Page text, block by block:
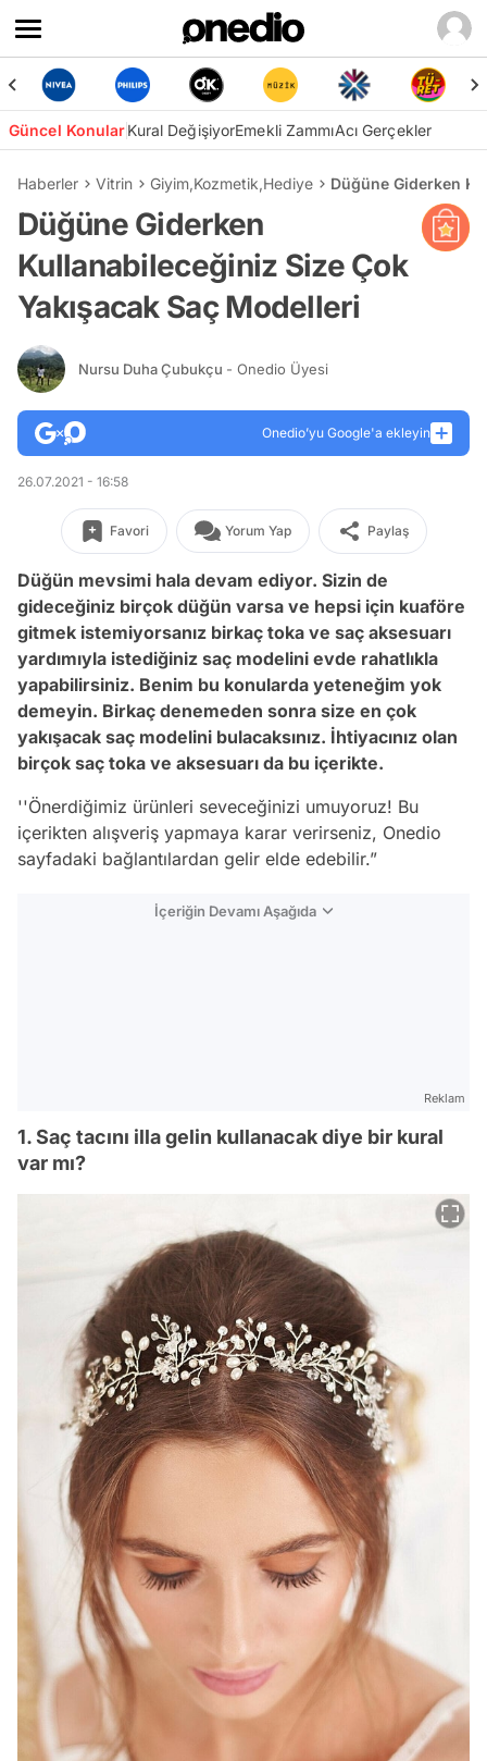
Güncel KonularKural DeğişiyorEmekli ZammıAcı Gerçekler
Haberler Vitrin Giyim,Kozmetik,Hediye Düğüne Giderken
Düğüne Giderken
Kullanabileceğiniz Size Çok
Yakışacak Saç Modelleri
Nursu Duha Çubukçu - Onedio Üyesi
Onedio’yu Google'a ekleyin
26.07.2021 - 16:58
Favori Yorum Yap Paylaş
Düğün mevsimi hala devam ediyor. Sizin de
gideceğiniz birçok düğün varsa ve hepsi için kuaföre
gitmek istemiyorsanız birkaç toka ve saç aksesuarı
yardımıyla istediğiniz saç modelini evde rahatlıkla
yapabilirsiniz. Benim bu konularda yeteneğim yok
demeyin. Birkaç denemeden sonra size en çok
yakışacak saç modelini bulacaksınız. İhtiyacınız olan
birçok saç toka ve aksesuarı da bu içerikte.
''Önerdiğimiz ürünleri seveceğinizi umuyoruz! Bu
içerikten alışveriş yapmaya karar verirseniz, Onedio
sayfadaki bağlantılardan gelir elde edebilir.”
İçeriğin Devamı Aşağıda
Reklam
1. Saç tacını illa gelin kullanacak diye bir kural
var mı?